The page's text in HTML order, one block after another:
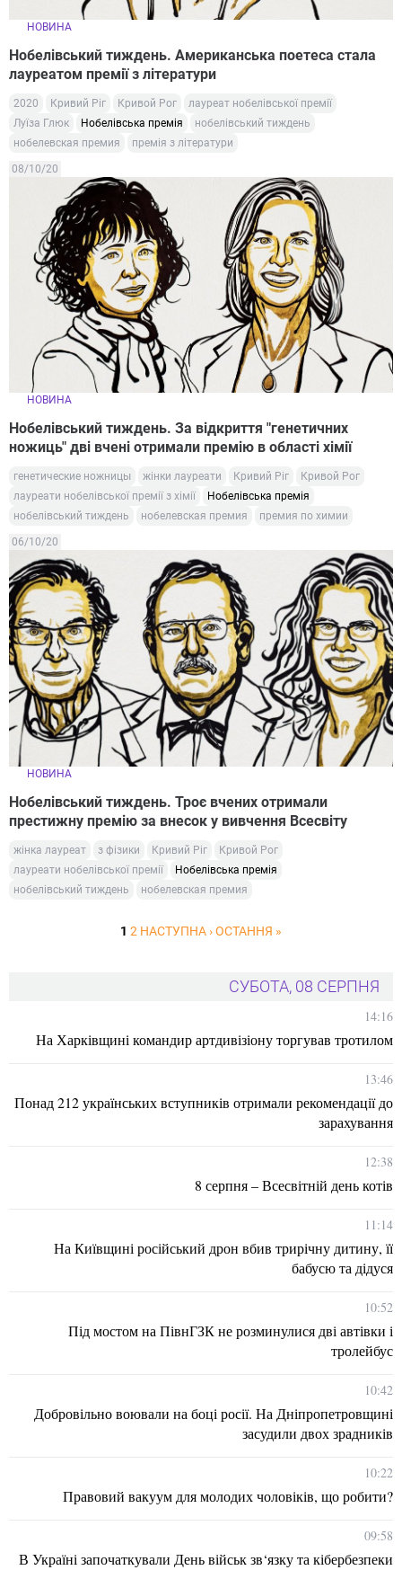
НОВИНА
Нобелівський тиждень. Американська поетеса стала
лауреатом премії з літератури
2020 Кривий Ріг Кривой Рог
лауреат нобелівської премії
Луїза Глюк
Нобелівська премія
нобелівський тиждень
нобелевская премия
премія з літератури
08/10/20
НОВИНА
Нобелівський тиждень. За відкриття "генетичних
ножиць" дві вчені отримали премію в області хімії
генетические ножницы жінки лауреати Кривий Ріг
Кривой Рог
лауреати нобелівської премії з хімії
Нобелівська премія
нобелівський тиждень
нобелевская премия премия по химии
06/10/20
НОВИНА
Нобелівський тиждень. Троє вчених отримали
престижну премію за внесок у вивчення Всесвіту
жінка лауреат з фізики Кривий Ріг
Кривой Рог
лауреати нобелівської премії
Нобелівська премія
нобелівський тиждень
нобелевская премия
1 2 НАСТУПНА ›ОСТАННЯ »
СУБОТА, 08 СЕРПНЯ
14:16
На Харківщині командир артдивізіону торгував тротилом
13:46
Понад 212 українських вступників отримали рекомендації до
зарахування
12:38
8 серпня – Всесвітній день котів
11:14
На Київщині російський дрон вбив трирічну дитину, її
бабусю та дідуся
10:52
Під мостом на ПівнГЗК не розминулися дві автівки і
тролейбус
10:42
Добровільно воювали на боці росії. На Дніпропетровщині
засудили двох зрадників
10:22
Правовий вакуум для молодих чоловіків, що робити?
09:58
В Україні започаткували День військ зв‘язку та кібербезпеки